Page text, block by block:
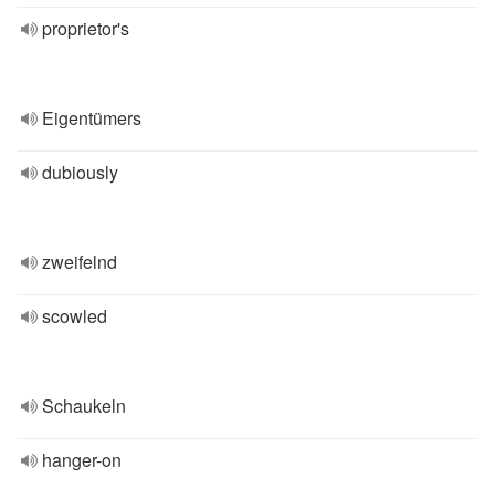
proprietor's
Eigentümers
dubiously
zweifelnd
scowled
Schaukeln
hanger-on